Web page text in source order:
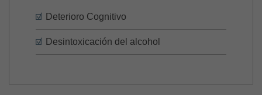
Deterioro Cognitivo
Desintoxicación del alcohol